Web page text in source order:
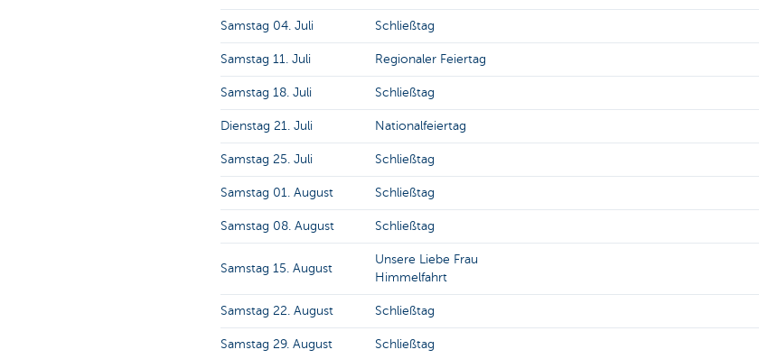
Samstag 04. Juli Schließtag
Samstag 11. Juli Regionaler Feiertag
Samstag 18. Juli Schließtag
Dienstag 21. Juli Nationalfeiertag
Samstag 25. Juli Schließtag
Samstag 01. August Schließtag
Samstag 08. August Schließtag
Samstag 15. August
Unsere Liebe Frau
Himmelfahrt
Samstag 22. August Schließtag
Samstag 29. August Schließtag